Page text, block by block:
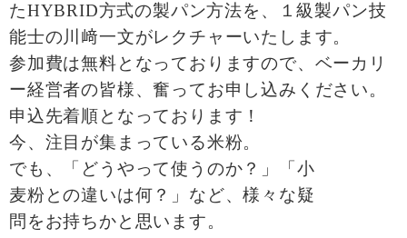
たHYBRID方式の製パン方法を、１級製パン技
能士の川﨑一文がレクチャーいたします。
参加費は無料となっておりますので、ベーカリ
ー経営者の皆様、奮ってお申し込みください。
申込先着順となっております！
今、注目が集まっている米粉。
でも、「どうやって使うのか？」「小
麦粉との違いは何？」など、様々な疑
問をお持ちかと思います。